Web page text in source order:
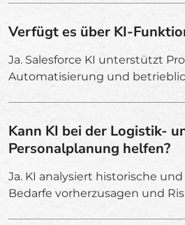
Verfügt es über KI-
Ja. Salesforce KI unterstützt
Automatisierung und
Kann KI bei der Logistik-
Personalplanung helfen?
Ja. KI analysiert historische
Bedarfe vorherzusagen und